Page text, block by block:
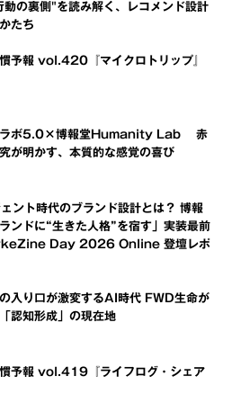
動の裏側"を読み解く、レコメンド設計
たち
慣予報 vol.420『マイクロトリップ』
ラボ5.0×博報堂Humanity Lab 赤
が明かす、本質的な感覚の喜び
ント時代のブランド設計とは？ 博報
ンドに“生きた人格”を宿す」実装最前
Day 2026 Online 登壇レポ
入り口が激変するAI時代 FWD生命が
認知形成」の現在地
慣予報 vol.419『ライフログ・シェア